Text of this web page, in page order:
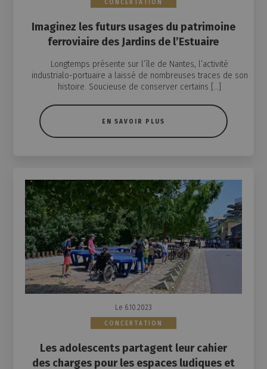
CONCERTATION
Imaginez les futurs usages du patrimoine
ferroviaire des Jardins de l’Estuaire
Longtemps présente sur l’île de Nantes, l’activité
industrialo-portuaire a laissé de nombreuses traces de son
histoire. Soucieuse de conserver certains […]
EN SAVOIR PLUS
Le 6.10.2023
CONCERTATION
Les adolescents partagent leur cahier
des charges pour les espaces ludiques et